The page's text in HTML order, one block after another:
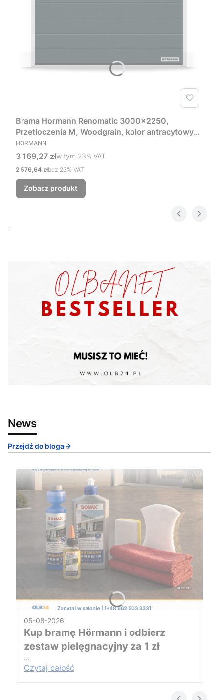
Brama Hormann Renomatic 3000x2250,
Przetłoczenia M, Woodgrain, kolor antracytowy
RAL 7016 + Prowadzenie Z
PRODUCENT
HÖRMANN
Cena brutto
3 169,27 złw tym %s VAT
w tym 23% VAT
Cena netto
2 576,64 złbez 23% VAT
Zobacz produkt
News
Przejdź do bloga
05-08-2026
Kup bramę Hörmann i odbierz
zestaw pielęgnacyjny za 1 zł
…
Czytaj całość